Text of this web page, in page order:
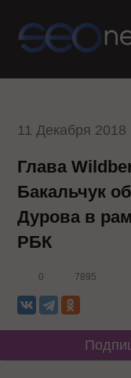
11 Декабря 2018
Глава
Бакальчук
Дурова в
РБК
0 7895